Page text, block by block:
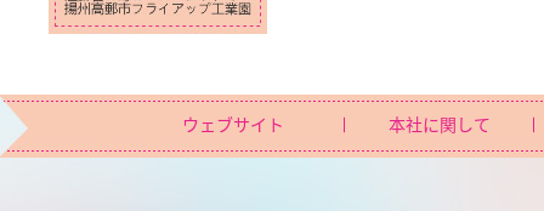
ウェブサイト 本社に関して